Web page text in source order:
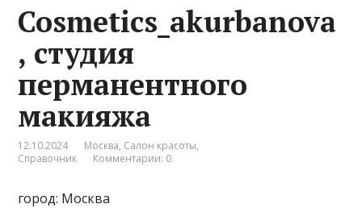
Cosmetics_akurbanova
, студия
перманентного
макияжа
12.10.2024 Москва, Салон красоты,
Справочник
Комментарии: 0
город: Москва